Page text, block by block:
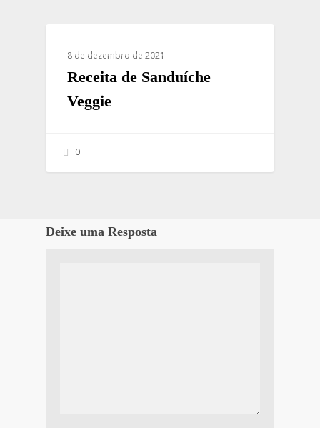
8 de dezembro de 2021
Receita de Sanduíche
Veggie
0
Deixe uma Resposta